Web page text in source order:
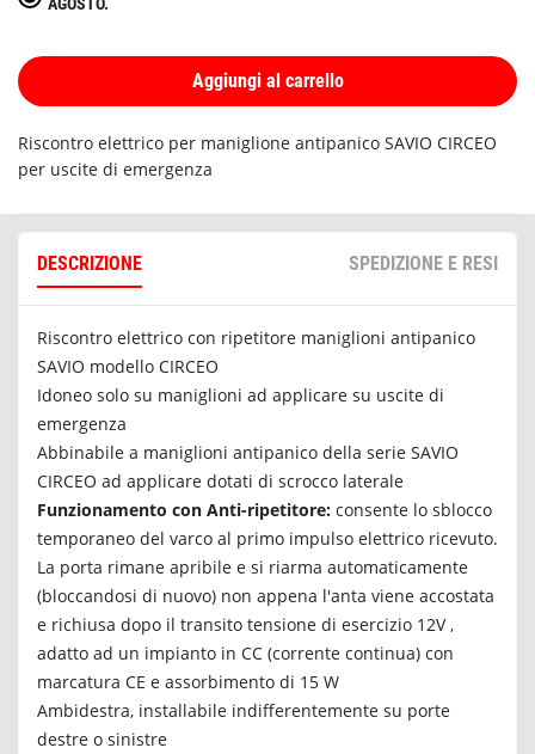
Aggiungi al carrello
Riscontro elettrico per maniglione antipanico SAVIO CIRCEO
per uscite di emergenza
DESCRIZIONE SPEDIZIONE E RESI
Riscontro elettrico con ripetitore maniglioni antipanico
SAVIO modello CIRCEO
Idoneo solo su maniglioni ad applicare su uscite di
emergenza
Abbinabile a maniglioni antipanico della serie SAVIO
CIRCEO ad applicare dotati di scrocco laterale
Funzionamento con Anti-ripetitore: consente lo sblocco
temporaneo del varco al primo impulso elettrico ricevuto.
La porta rimane apribile e si riarma automaticamente
(bloccandosi di nuovo) non appena l'anta viene accostata
e richiusa dopo il transito tensione di esercizio 12V ,
adatto ad un impianto in CC (corrente continua) con
marcatura CE e assorbimento di 15 W
Ambidestra, installabile indifferentemente su porte
destre o sinistre